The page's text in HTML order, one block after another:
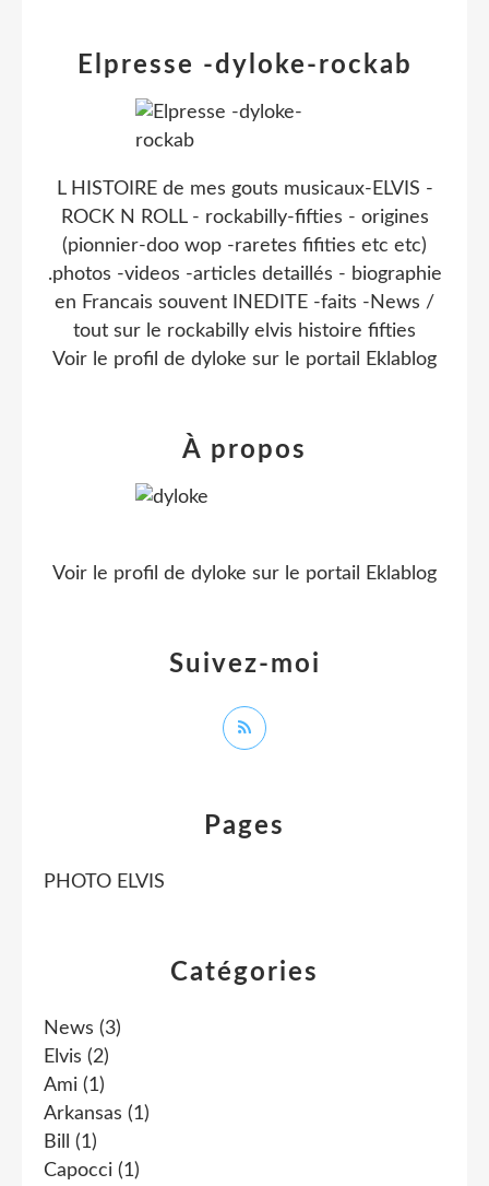
Catégories
News (3)
Elvis (2)
Ami (1)
Arkansas (1)
Bill
(1)
Capocci (1)
Pages
PHOTO ELVIS
Elpresse -dyloke-rockab
L HISTOIRE de mes gouts musicaux-ELVIS -
ROCK N ROLL - rockabilly-fifties - origines
(pionnier-doo wop -raretes fifities etc etc)
.photos -videos -articles detaillés - biographie
en Francais souvent INEDITE -faits -News /
tout sur le rockabilly elvis histoire fifties
Voir le profil de dyloke sur le portail Eklablog
Suivez-moi
À propos
Voir le profil de dyloke sur le portail Eklablog